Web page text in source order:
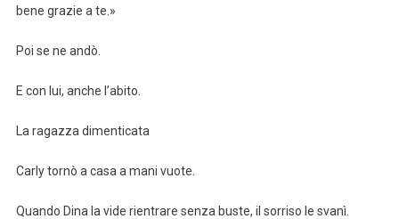
bene grazie a te.»
Poi se ne andò.
E con lui, anche l’abito.
La ragazza dimenticata
Carly tornò a casa a mani vuote.
Quando Dina la vide rientrare senza buste, il sorriso le svanì.